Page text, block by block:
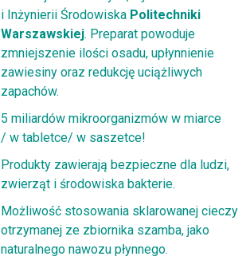
i Inżynierii Środowiska Politechniki
Warszawskiej. Preparat powoduje
zmniejszenie ilości osadu, upłynnienie
zawiesiny oraz redukcję uciążliwych
zapachów.
5 miliardów mikroorganizmów w miarce
/ w tabletce/ w saszetce!
Produkty zawierają bezpieczne dla ludzi,
zwierząt i środowiska bakterie.
Możliwość stosowania sklarowanej cieczy
otrzymanej ze zbiornika szamba, jako
naturalnego nawozu płynnego.